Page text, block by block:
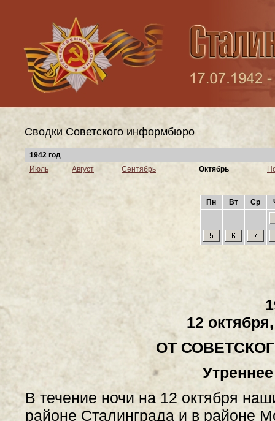
Сводки Cоветского информбюро
1942 год
Июль
Август Сентябрь Октябрь
Пн Вт Ср
12
ОТ
В течение ночи на 12 октября
районе Сталинграда и в районе